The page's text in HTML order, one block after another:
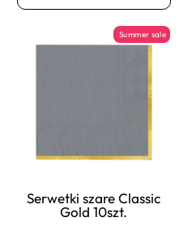
Summer sale
Serwetki szare Classic
Gold 10szt.